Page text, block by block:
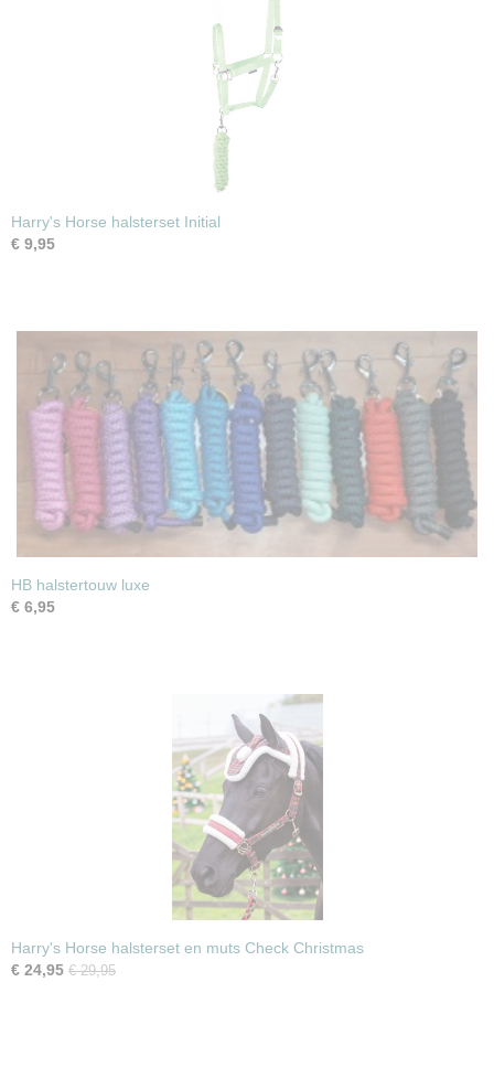
Harry's Horse halsterset Initial
€ 9,95
HB halstertouw luxe
€ 6,95
Harry's Horse halsterset en muts Check Christmas
€ 24,95 € 29,95